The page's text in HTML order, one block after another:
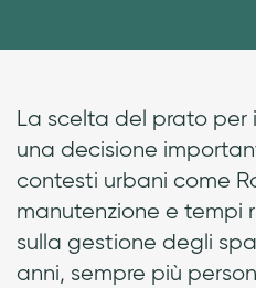
La scelta del prato per
una decisione
contesti urbani come
manutenzione e tempi
sulla gestione degli
anni, sempre più